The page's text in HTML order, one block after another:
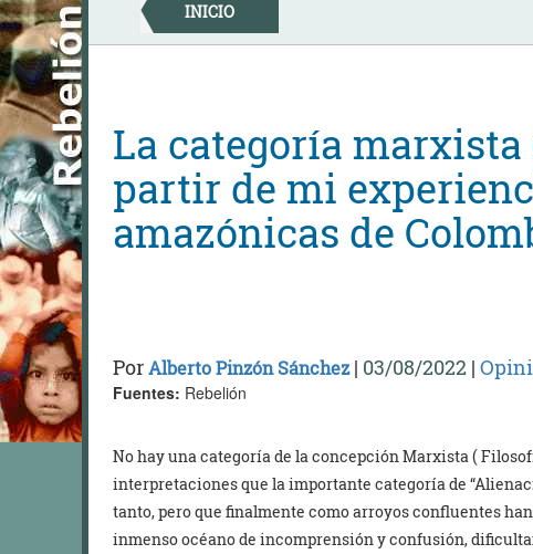
Skip
to
content
INICIO
La categoría
partir de mi
amazónicas de
PorAlberto Pinzón Sánchez| 03/08/2022 |
Fuentes: Rebelión
No hay una categoría de la concepción Marxista (
interpretaciones que la importante categoría de
tanto, pero que finalmente como arroyos confluentes
inmenso océano de incomprensión y confusión,